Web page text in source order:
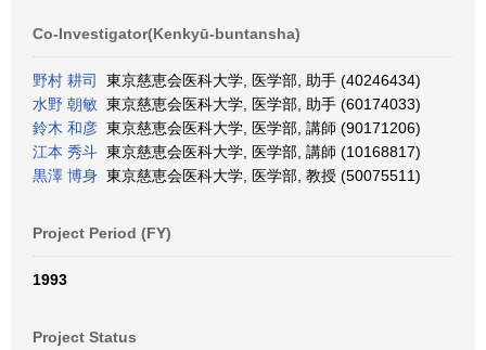
Co-Investigator(Kenkyū-buntansha)
野村 耕司
東京慈恵会医科大学, 医学部, 助手 (40246434)
水野 朝敏 東京慈恵会医科大学, 医学部, 助手 (60174033)
鈴木 和彦 東京慈恵会医科大学, 医学部, 講師 (90171206)
江本 秀斗 東京慈恵会医科大学, 医学部, 講師 (10168817)
黒澤 博身 東京慈恵会医科大学, 医学部, 教授 (50075511)
Project Period (FY)
1993
Project Status